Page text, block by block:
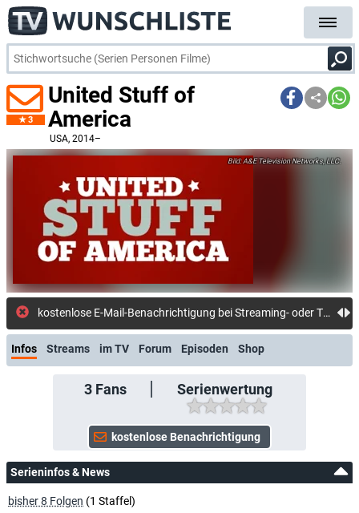
3
United Stuff of
America
USA, 2014–
A&E Television Networks, LLC.
Infos Streams im TV Forum Episoden Shop
3Fans Serienwertung
Serieninfos & News
bisher 8 Folgen (1 Staffel)